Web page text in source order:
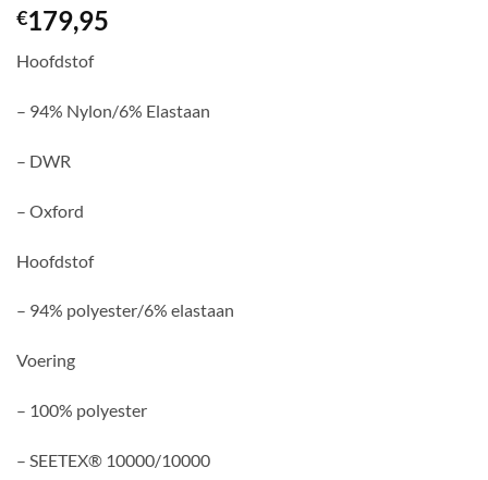
€179,95
Hoofdstof
– 94% Nylon/6% Elastaan
– DWR
– Oxford
Hoofdstof
– 94% polyester/6% elastaan
Voering
– 100% polyester
– SEETEX® 10000/10000